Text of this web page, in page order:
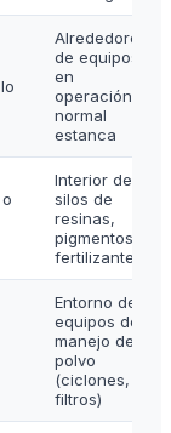
Alrededores
de equipos
en
operación
normal
estanca
Interior de
silos de
resinas,
pigmentos,
fertilizantes
Entorno de
equipos de
manejo de
polvo
(ciclones,
filtros)